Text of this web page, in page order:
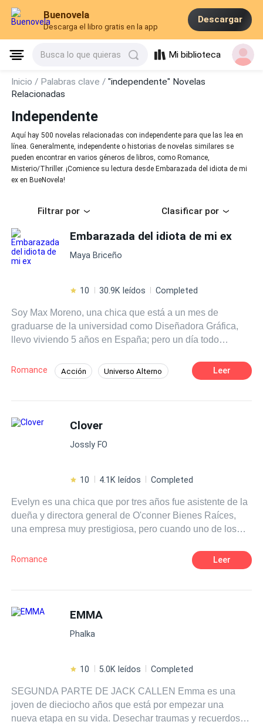
Buenovela
Descarga el libro gratis en la app
Descargar
Busca lo que quieras Mi biblioteca
Inicio / Palabras clave /"independente" Novelas
Relacionadas
Independente
Aquí hay 500 novelas relacionadas con independente para que las lea en
línea. Generalmente, independente o historias de novelas similares se
pueden encontrar en varios géneros de libros, como Romance,
Misterio/Thriller. ¡Comience su lectura desde Embarazada del idiota de mi
ex en BueNovela!
Filtrar por Clasificar por
Embarazada del idiota de mi ex
Maya Briceño
10 30.9K leídos Completed
Soy Max Moreno, una chica que está a un mes de
graduarse de la universidad como Diseñadora Gráfica,
llevo viviendo 5 años en España; pero un día todo
más es que no me acosté con un "extraño" si no con mi
llama Raúl Owen's, un hombre muy reconocido en todo
no le gusta los niños, así menos creo que se haga cargo
usó protección. Segunda parte de ¿Como conocí al de mi
Romance Acción Universo Alterno
Comedia CEO
POV en primera persona
Leer
Clover
Jossly FO
10 4.1K leídos Completed
Evelyn es una chica que por tres años fue asistente de la
dueña y directora general de O'conner Bienes Raíces,
una empresa muy prestigiosa, pero cuando uno de los
consigue la oportunidad de su vida para ejercer su
profesión como diseñadora de interiores sin saber que lo
prueba más de una vez la paciencia de Evelyn.
Romance Leer
EMMA
Phalka
10 5.0K leídos Completed
SEGUNDA PARTE DE JACK CALLEN Emma es una
joven de dieciocho años que está por empezar una
nueva etapa en su vida. Desechar traumas y recuerdos